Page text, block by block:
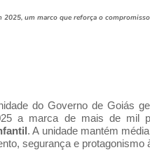
um marco que reforça o
do Governo de Goiás
a marca de mais de mil
. A unidade mantém
segurança e protagonismo